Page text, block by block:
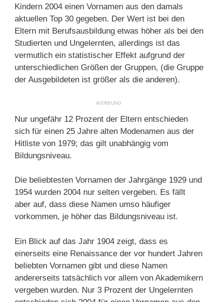
Kindern 2004 einen Vornamen aus den damals
aktuellen Top 30 gegeben. Der Wert ist bei den
Eltern mit Berufsausbildung etwas höher als bei den
Studierten und Ungelernten, allerdings ist das
vermutlich ein statistischer Effekt aufgrund der
unterschiedlichen Größen der Gruppen, (die Gruppe
der Ausgebildeten ist größer als die anderen).
Nur ungefähr 12 Prozent der Eltern entschieden
sich für einen 25 Jahre alten Modenamen aus der
Hitliste von 1979; das gilt unabhängig vom
Bildungsniveau.
Die beliebtesten Vornamen der Jahrgänge 1929 und
1954 wurden 2004 nur selten vergeben. Es fällt
aber auf, dass diese Namen umso häufiger
vorkommen, je höher das Bildungsniveau ist.
Ein Blick auf das Jahr 1904 zeigt, dass es
einerseits eine Renaissance der vor hundert Jahren
beliebten Vornamen gibt und diese Namen
andererseits tatsächlich vor allem von Akademikern
vergeben wurden. Nur 3 Prozent der Ungelernten